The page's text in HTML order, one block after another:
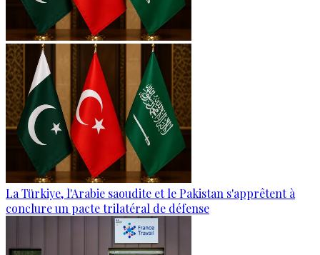
La Türkiye, l'Arabie saoudite et le Pakistan s'apprêtent à
conclure un pacte trilatéral de défense